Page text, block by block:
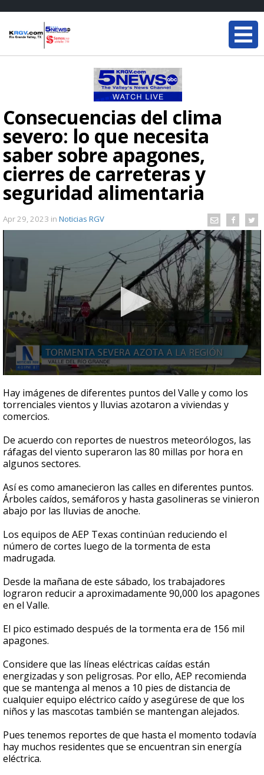
Consecuencias del clima
severo: lo que necesita
saber sobre apagones,
cierres de carreteras y
seguridad alimentaria
Apr 29, 2023 in Noticias RGV
seconds
of
2
minutes,
seconds
Hay imágenes de diferentes puntos del Valle y como los
torrenciales vientos y lluvias azotaron a viviendas y
comercios.
De acuerdo con reportes de nuestros meteorólogos, las
ráfagas del viento superaron las 80 millas por hora en
algunos sectores.
Así es como amanecieron las calles en diferentes puntos.
Árboles caídos, semáforos y hasta gasolineras se vinieron
abajo por las lluvias de anoche.
Los equipos de AEP Texas continúan reduciendo el
número de cortes luego de la tormenta de esta
madrugada.
Desde la mañana de este sábado, los trabajadores
lograron reducir a aproximadamente 90,000 los apagones
en el Valle.
El pico estimado después de la tormenta era de 156 mil
apagones.
Considere que las líneas eléctricas caídas están
energizadas y son peligrosas. Por ello, AEP recomienda
que se mantenga al menos a 10 pies de distancia de
cualquier equipo eléctrico caído y asegúrese de que los
niños y las mascotas también se mantengan alejados.
Pues tenemos reportes de que hasta el momento todavía
hay muchos residentes que se encuentran sin energía
eléctrica.